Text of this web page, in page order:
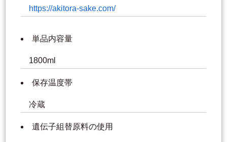
https://akitora-sake.com/
単品内容量
1800ml
保存温度帯
冷蔵
遺伝子組替原料の使用